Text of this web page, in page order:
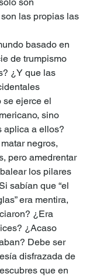
son
las propias las
basado en
de trumpismo
¿Y que las
se ejerce el
sino
aplica a ellos?
negros,
pero amedrentar
los pilares
sabían que “el
era mentira,
¿Era
¿Acaso
Debe ser
disfrazada de
que en